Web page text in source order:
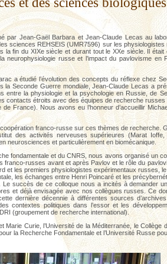
par Jean-Gaël Barbara et Jean-Claude Lecas au
sciences REHSEIS (UMR7596) sur les
fin du XIXe siècle et durant tout le XXe siècle. Il
neurophysiologie russe et l’impact du pavlovisme en
a étudié l’évolution des concepts du réflexe chez
la Seconde Guerre mondiale, Jean-Claude Lecas a
la physiologie et la psychologie en Russie, de
contacts étroits avec des équipes de recherche
France). Nous avons eu l’honneur d’accueillir
franco-russe sur ces thèmes de recherche.
des activités nerveuses supérieures (Marat
neurosciences et particulièrement en biomécanique.
fondamentale et du CNRS, nous avons organisé un
franco-russes avant et après Pavlov et le rôle du
et les premiers physiologistes expérimentaux russes,
les échanges entre Henri Poincaré et les
succès de ce colloque nous a incités à demander
et déjà envisagée avec nos collègues russes. Ce
dernière décennie à différentes sources
contextes politiques dans l’essor et les
(groupement de recherche international).
Curie, l’Université de la Méditerranée, le Collège
la Recherche Fondamentale et l’Université Russe